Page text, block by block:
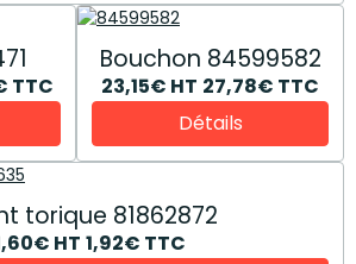
TTC
Bouchon 84599582
23,15€ HT 27,78€ TTC
Détails
torique 81862872
HT 1,92€ TTC